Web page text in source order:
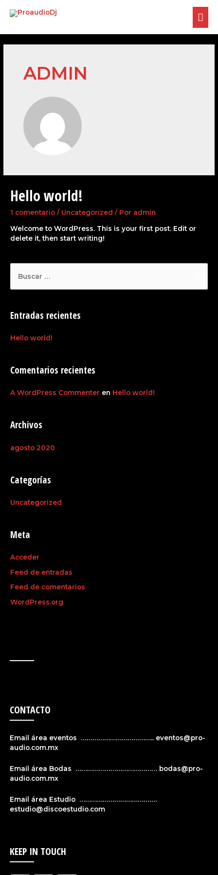
ADMIN
Hello world!
1 comentario / Uncategorized / Por admin
Welcome to WordPress. This is your first post. Edit or
delete it, then start writing!
Entradas recientes
Hello world!
Comentarios recientes
A WordPress Commenter en Hello world!
Archivos
agosto 2020
Categorías
Uncategorized
Meta
Acceder
Feed de entradas
Feed de comentarios
WordPress.org
CONTACTO
Email área eventos ……………………………….. eventos@pro-
audio.com.mx
Email área Bodas …………………………………… bodas@pro-
audio.com.mx
Email área Estudio ………………………………….
estudio@discoestudio.com
KEEP IN TOUCH